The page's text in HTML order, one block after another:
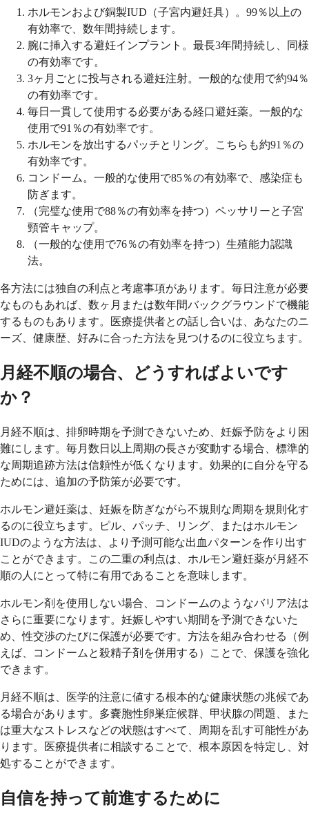
ホルモンおよび銅製IUD（子宮内避妊具）。99％以上の
有効率で、数年間持続します。
腕に挿入する避妊インプラント。最長3年間持続し、同様
の有効率です。
3ヶ月ごとに投与される避妊注射。一般的な使用で約94％
の有効率です。
毎日一貫して使用する必要がある経口避妊薬。一般的な
使用で91％の有効率です。
ホルモンを放出するパッチとリング。こちらも約91％の
有効率です。
コンドーム。一般的な使用で85％の有効率で、感染症も
防ぎます。
（完璧な使用で88％の有効率を持つ）ペッサリーと子宮
頸管キャップ。
（一般的な使用で76％の有効率を持つ）生殖能力認識
法。
各方法には独自の利点と考慮事項があります。毎日注意が必要
なものもあれば、数ヶ月または数年間バックグラウンドで機能
するものもあります。医療提供者との話し合いは、あなたのニ
ーズ、健康歴、好みに合った方法を見つけるのに役立ちます。
月経不順の場合、どうすればよいです
か？
月経不順は、排卵時期を予測できないため、妊娠予防をより困
難にします。毎月数日以上周期の長さが変動する場合、標準的
な周期追跡方法は信頼性が低くなります。効果的に自分を守る
ためには、追加の予防策が必要です。
ホルモン避妊薬は、妊娠を防ぎながら不規則な周期を規則化す
るのに役立ちます。ピル、パッチ、リング、またはホルモン
IUDのような方法は、より予測可能な出血パターンを作り出す
ことができます。この二重の利点は、ホルモン避妊薬が月経不
順の人にとって特に有用であることを意味します。
ホルモン剤を使用しない場合、コンドームのようなバリア法は
さらに重要になります。妊娠しやすい期間を予測できないた
め、性交渉のたびに保護が必要です。方法を組み合わせる（例
えば、コンドームと殺精子剤を併用する）ことで、保護を強化
できます。
月経不順は、医学的注意に値する根本的な健康状態の兆候であ
る場合があります。多嚢胞性卵巣症候群、甲状腺の問題、また
は重大なストレスなどの状態はすべて、周期を乱す可能性があ
ります。医療提供者に相談することで、根本原因を特定し、対
処することができます。
自信を持って前進するために